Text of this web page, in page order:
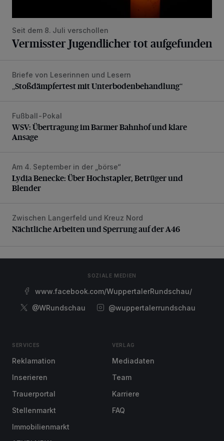
Seit dem 8. Juli verschollen
Vermisster Jugendlicher tot aufgefunden
„Stoßdämpfertest mit Unterbodenbehandlung“
Briefe von Leserinnen und Lesern
„Stoßdämpfertest mit Unterbodenbehandlung“
WSV: Übertragung im Barmer Bahnhof und klare Ansage
Fußball-Pokal
WSV: Übertragung im Barmer Bahnhof und klare
Ansage
Lydia Benecke: Über Hochstapler, Betrüger und Blender
Am 4. September in der „börse“
Lydia Benecke: Über Hochstapler, Betrüger und
Blender
Nächtliche Arbeiten und Sperrung auf der A46
Zwischen Langerfeld und Kreuz Nord
Nächtliche Arbeiten und Sperrung auf der A46
SOZIALE MEDIEN
www.facebook.com/WuppertalerRundschau/
@WRundschau
@wuppertalerrundschau
SERVICES
Reklamation
Inserieren
Trauerportal
Stellenmarkt
Immobilienmarkt
VERLAG
Mediadaten
Team
Karriere
FAQ